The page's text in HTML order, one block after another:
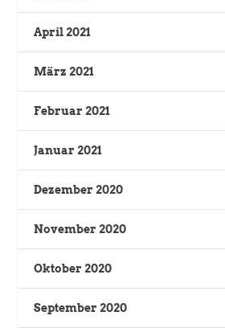
April 2021
März 2021
Februar 2021
Januar 2021
Dezember 2020
November 2020
Oktober 2020
September 2020